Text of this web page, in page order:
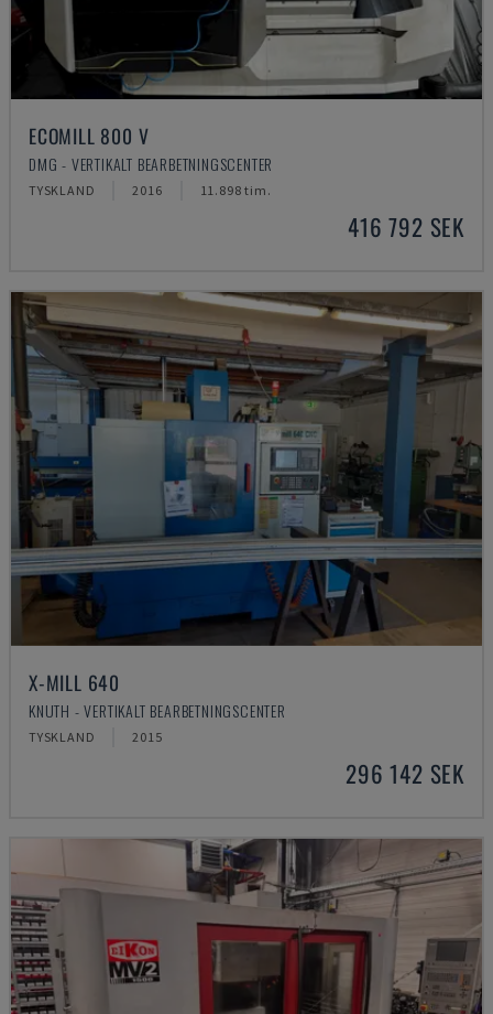
ECOMILL 800 V
DMG - VERTIKALT BEARBETNINGSCENTER
TYSKLAND 2016 11.898 tim.
416 792 SEK
X-MILL 640
KNUTH - VERTIKALT BEARBETNINGSCENTER
TYSKLAND 2015
296 142 SEK